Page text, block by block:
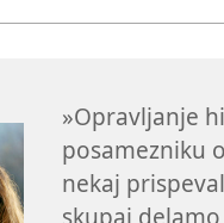
»Opravljanje
posamezniku
nekaj
skupaj